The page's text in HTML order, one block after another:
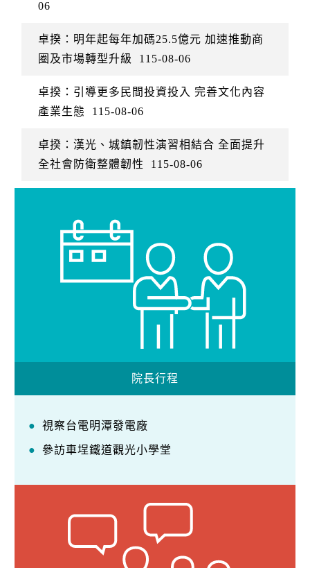
06
卓揆：明年起每年加碼25.5億元 加速推動商
圈及市場轉型升級
115-08-06
卓揆：引導更多民間投資投入 完善文化內容
產業生態
115-08-06
卓揆：漢光、城鎮韌性演習相結合 全面提升
全社會防衛整體韌性
115-08-06
院長行程
視察台電明潭發電廠
參訪車埕鐵道觀光小學堂